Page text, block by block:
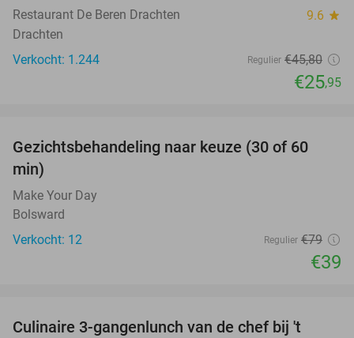
Restaurant De Beren Drachten 9.6 star
Drachten
Verkocht: 1.244
Regulier €45,80
€25,95
51%
Gezichtsbehandeling naar keuze (30 of 60
min)
Make Your Day
Bolsward
Verkocht: 12
Regulier €79
€39
Culinaire 3-gangenlunch van de chef bij 't